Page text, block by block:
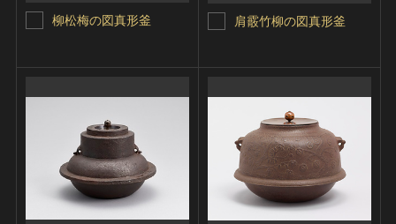
柳松梅の図真形釜 肩霰竹柳の図真形釜